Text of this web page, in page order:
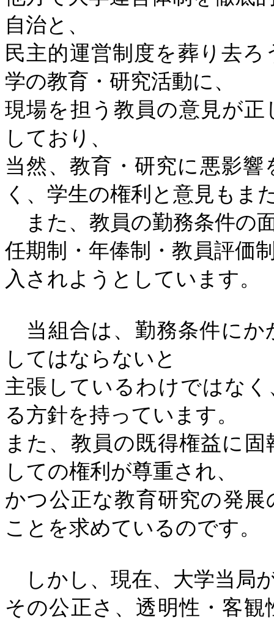
自治と、
民主的運営制度を葬り去
学の教育・研究活動に、
現場を担う教員の意見が
しており、
当然、教育・研究に悪影
く、学生の権利と意見もま
また、教員の勤務条件の
任期制・年俸制・教員評価
入されようとしています。
当組合は、勤務条件にか
してはならないと
主張しているわけではな
る方針を持っています。
また、教員の既得権益に
しての権利が尊重され、
かつ公正な教育研究の発
ことを求めているのです。
しかし、現在、大学当局
その公正さ、透明性・客